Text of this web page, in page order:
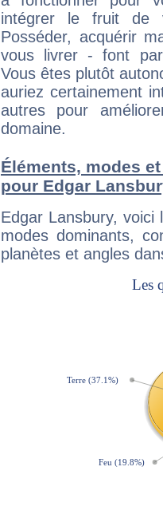
intégrer le fruit de
Posséder, acquérir
vous livrer - font
Vous êtes plutôt
auriez certainement
autres pour
domaine.
Éléments, modes
pour Edgar
Edgar Lansbury,
modes dominants,
planètes et angles